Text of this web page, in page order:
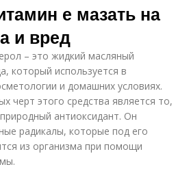
е мазать на
и вред
– это жидкий масляный
который используется в
и домашних условиях.
черт этого средства является то,
антиоксидант. Он
радикалы, которые под его
из организма при помощи